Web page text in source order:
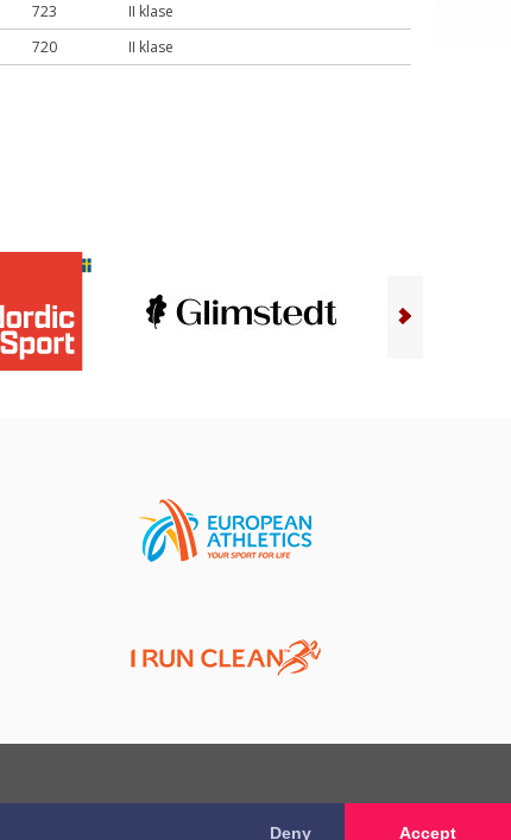
Deny Accept
723
II klase
720 II klase